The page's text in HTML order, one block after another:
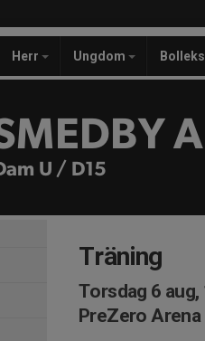
Herr Ungdom
U / D15
Träning
Torsdag 6
PreZero Arena